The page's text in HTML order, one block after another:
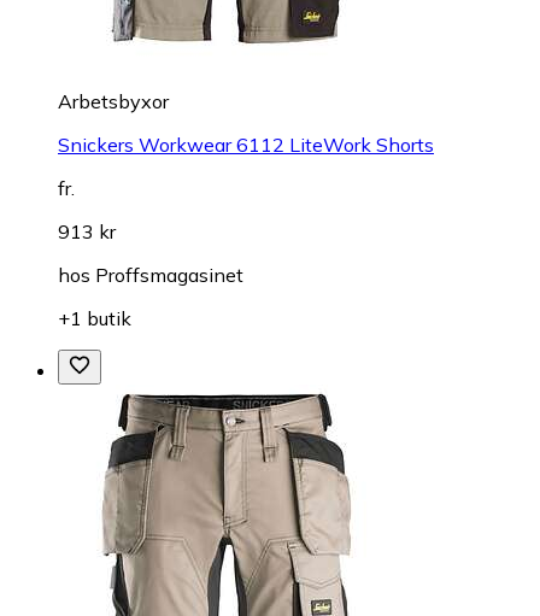
Arbetsbyxor
Snickers Workwear 6112 LiteWork Shorts
fr.
913 kr
hos Proffsmagasinet
+1 butik